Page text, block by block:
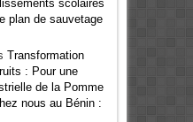
scolaires
plan de sauvetage
Transformation
: Pour une
de la Pomme
nous au Bénin :